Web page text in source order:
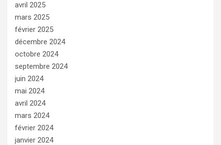
avril 2025
mars 2025
février 2025
décembre 2024
octobre 2024
septembre 2024
juin 2024
mai 2024
avril 2024
mars 2024
février 2024
janvier 2024